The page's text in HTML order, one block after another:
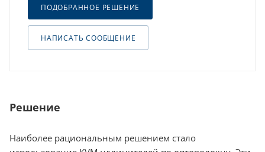
ПОДОБРАННОЕ РЕШЕНИЕ
НАПИСАТЬ СООБЩЕНИЕ
Решение
Наиболее рациональным решением стало